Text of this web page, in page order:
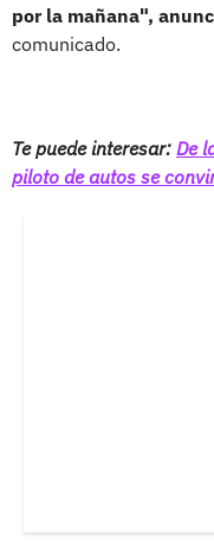
por la mañana",
comunicado.
Te puede interesar: De
piloto de autos se